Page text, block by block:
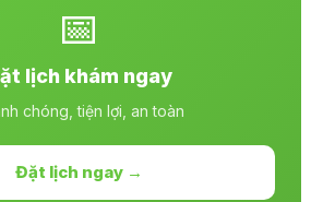
📅
lịch khám ngay
chóng, tiện lợi, an toàn
Đặt lịch ngay →